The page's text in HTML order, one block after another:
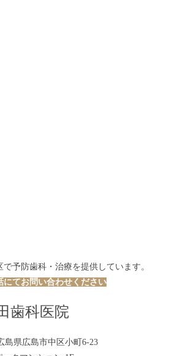
予防歯科・治療を提供しています。
にてお問い合わせください
歯科医院
島県広島市中区小町6-23